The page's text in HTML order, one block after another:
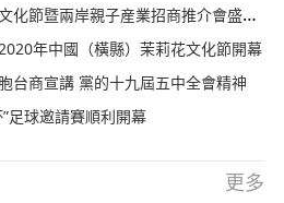
節暨兩岸親子産業招商推介會盛大開幕
年中國（橫縣）茉莉花文化節開幕
台商宣講 黨的十九屆五中全會精神
足球邀請賽順利開幕
更多